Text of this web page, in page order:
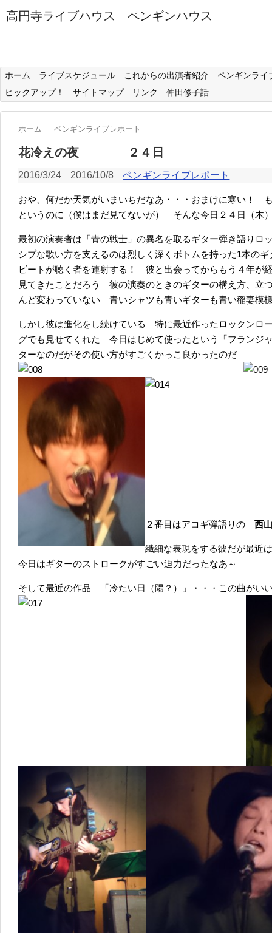
高円寺ライブハウス ペンギンハウス
ホーム ライブスケジュール これからの出演者紹介
ペンギンライ
ピックアップ！
サイトマップ リンク 仲田修子話
ホーム ペンギンライブレポート
花冷えの夜 ２４日
2016/3/24 2016/10/8 ペンギンライブレポート
おや、何だか天気がいまいちだなあ・・・おまけに寒い！
というのに（僕はまだ見てないが） そんな今日２４日（木
最初の演奏者は「青の戦士」の異名を取るギター弾き語りロ
シブな歌い方を支えるのは烈しく深くボトムを持った1本の
ビートが聴く者を連射する！ 彼と出会ってからもう４年が
見てきたことだろう 彼の演奏のときのギターの構え方、立
んど変わっていない 青いシャツも青いギターも青い稲妻模
しかし彼は進化をし続けている 特に最近作ったロックンロ
グでも見せてくれた 今日はじめて使ったという「フランジ
ターなのだがその使い方がすごくかっこ良かったのだ
２番目はアコギ弾語りの 西
繊細な表現をする彼だが最近
今日はギターのストロークがすごい迫力だったなあ～
そして最近の作品 「冷たい日（陽？）」・・・この曲がい